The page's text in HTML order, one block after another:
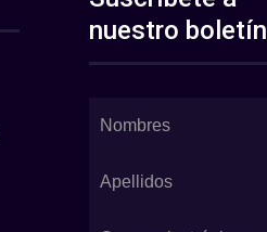
nuestro boletín